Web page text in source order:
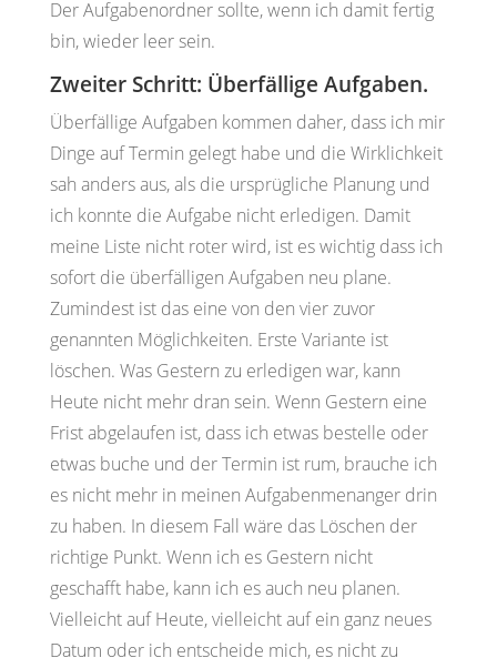
Der Aufgabenordner sollte, wenn ich damit fertig
bin, wieder leer sein.
Zweiter Schritt: Überfällige Aufgaben.
Überfällige Aufgaben kommen daher, dass ich mir
Dinge auf Termin gelegt habe und die Wirklichkeit
sah anders aus, als die ursprügliche Planung und
ich konnte die Aufgabe nicht erledigen. Damit
meine Liste nicht roter wird, ist es wichtig dass ich
sofort die überfälligen Aufgaben neu plane.
Zumindest ist das eine von den vier zuvor
genannten Möglichkeiten. Erste Variante ist
löschen. Was Gestern zu erledigen war, kann
Heute nicht mehr dran sein. Wenn Gestern eine
Frist abgelaufen ist, dass ich etwas bestelle oder
etwas buche und der Termin ist rum, brauche ich
es nicht mehr in meinen Aufgabenmenanger drin
zu haben. In diesem Fall wäre das Löschen der
richtige Punkt. Wenn ich es Gestern nicht
geschafft habe, kann ich es auch neu planen.
Vielleicht auf Heute, vielleicht auf ein ganz neues
Datum oder ich entscheide mich, es nicht zu